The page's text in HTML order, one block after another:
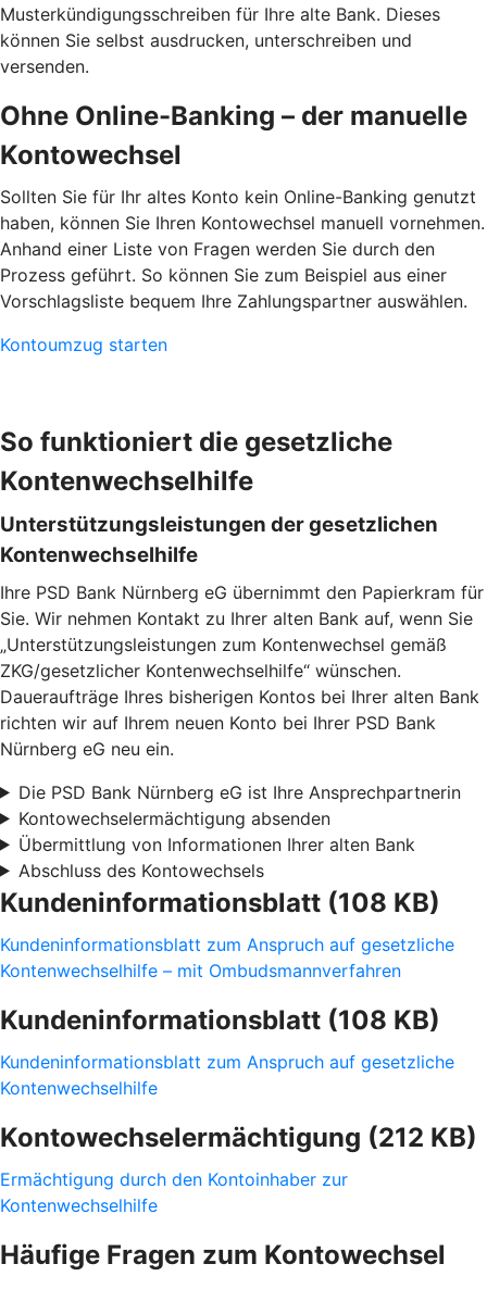
Musterkündigungsschreiben für Ihre alte Bank. Dieses
können Sie selbst ausdrucken, unterschreiben und
versenden.
Ohne Online-Banking – der manuelle
Kontowechsel
Sollten Sie für Ihr altes Konto kein Online-Banking genutzt
haben, können Sie Ihren Kontowechsel manuell vornehmen.
Anhand einer Liste von Fragen werden Sie durch den
Prozess geführt. So können Sie zum Beispiel aus einer
Vorschlagsliste bequem Ihre Zahlungspartner auswählen.
Kontoumzug starten
So funktioniert die gesetzliche
Kontenwechselhilfe
Unterstützungsleistungen der gesetzlichen
Kontenwechselhilfe
Ihre PSD Bank Nürnberg eG übernimmt den Papierkram für
Sie. Wir nehmen Kontakt zu Ihrer alten Bank auf, wenn Sie
„Unterstützungsleistungen zum Kontenwechsel gemäß
ZKG/gesetzlicher Kontenwechselhilfe“ wünschen.
Daueraufträge Ihres bisherigen Kontos bei Ihrer alten Bank
richten wir auf Ihrem neuen Konto bei Ihrer PSD Bank
Nürnberg eG neu ein.
Die PSD Bank Nürnberg eG ist Ihre Ansprechpartnerin
Kontowechselermächtigung absenden
Übermittlung von Informationen Ihrer alten Bank
Abschluss des Kontowechsels
Kundeninformationsblatt (108 KB)
Kundeninformationsblatt zum Anspruch auf gesetzliche
Kontenwechselhilfe – mit Ombudsmannverfahren
Kundeninformationsblatt (108 KB)
Kundeninformationsblatt zum Anspruch auf gesetzliche
Kontenwechselhilfe
Kontowechselermächtigung (212 KB)
Ermächtigung durch den Kontoinhaber zur
Kontenwechselhilfe
Häufige Fragen zum Kontowechsel